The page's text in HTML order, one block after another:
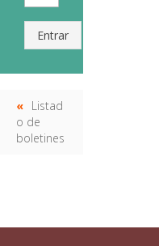
Entrar
Listad
o de
boletines